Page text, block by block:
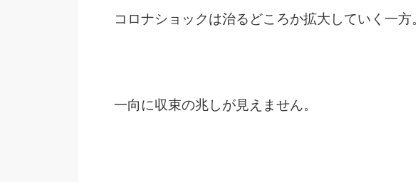
コロナショックは治るどころか拡大していく一方。
一向に収束の兆しが見えません。